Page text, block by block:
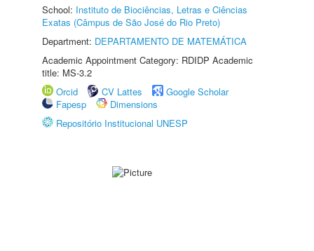
School: Instituto de Biociências, Letras e Ciências
Exatas (Câmpus de São José do Rio Preto)
Department: DEPARTAMENTO DE MATEMÁTICA
Academic Appointment Category: RDIDP Academic
title: MS-3.2
Orcid
CV Lattes
Google Scholar
Fapesp
Dimensions
Repositório Institucional UNESP